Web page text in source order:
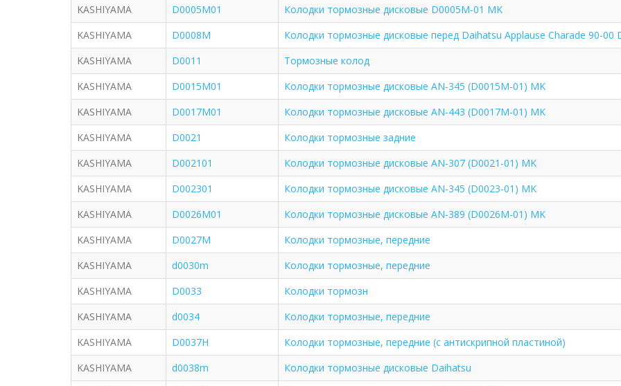
KASHIYAMA
D0005M01
Колодки тормозные дисковые D0005M-01 MK
KASHIYAMA
D0008M
Колодки тормозные дисковые перед Daihatsu Applause Charade 90-00
KASHIYAMA
D0011
Тормозные колод
KASHIYAMA
D0015M01
Колодки тормозные дисковые AN-345 (D0015M-01) MK
KASHIYAMA
D0017M01
Колодки тормозные дисковые AN-443 (D0017M-01) MK
KASHIYAMA
D0021
Колодки тормозные задние
KASHIYAMA
D002101
Колодки тормозные дисковые AN-307 (D0021-01) MK
KASHIYAMA
D002301
Колодки тормозные дисковые AN-345 (D0023-01) MK
KASHIYAMA
D0026M01
Колодки тормозные дисковые AN-389 (D0026M-01) MK
KASHIYAMA
D0027M
Колодки тормозные, передние
KASHIYAMA
d0030m
Колодки тормозные, передние
KASHIYAMA
D0033
Колодки тормозн
KASHIYAMA
d0034
Колодки тормозные, передние
KASHIYAMA
D0037H
Колодки тормозные, передние (с антискрипной пластиной)
KASHIYAMA
d0038m
Колодки тормозные дисковые Daihatsu